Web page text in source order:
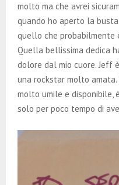
molto ma che avrei
quando ho aperto la
quello che probabilmente
Quella bellissima dedica
dolore dal mio cuore. Jeff
una rockstar molto
molto umile e disponibile,
solo per poco tempo di